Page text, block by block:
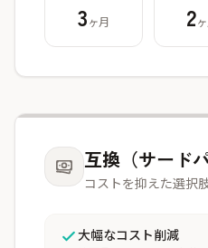
3ヶ月 2
互換（サード
コストを抑えた選択
大幅なコスト削減